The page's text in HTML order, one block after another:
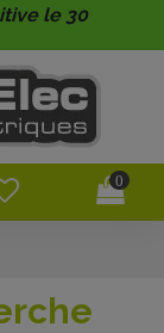
le 30
0